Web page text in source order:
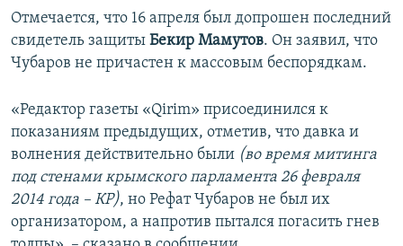
Отмечается, что 16 апреля был допрошен последний
свидетель защиты Бекир Мамутов. Он заявил, что
Чубаров не причастен к массовым беспорядкам.
«Редактор газеты «Qirim» присоединился к
показаниям предыдущих, отметив, что давка и
волнения действительно были (во время митинга
под стенами крымского парламента 26 февраля
2014 года – КР), но Рефат Чубаров не был их
организатором, а напротив пытался погасить гнев